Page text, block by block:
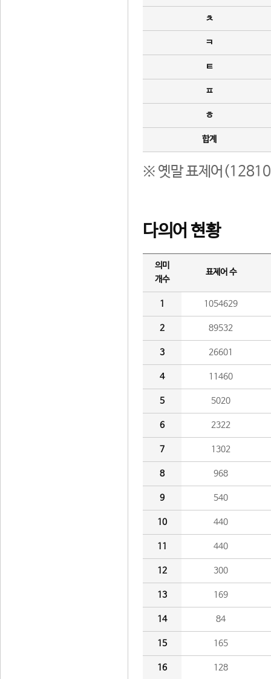
ㅊ
ㅋ
ㅌ
ㅍ
ㅎ
합계
※ 옛말 표제어(12810
다의어 현황
의미
개수
표제어 수
1 1054629
2 89532
3 26601
4 11460
5 5020
6 2322
7 1302
8 968
9 540
10 440
11 440
12 300
13 169
14 84
15 165
16 128